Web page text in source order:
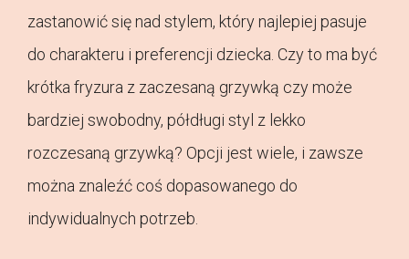
zastanowić się nad stylem, który najlepiej pasuje
do charakteru i preferencji dziecka. Czy to ma być
krótka fryzura z zaczesaną grzywką czy może
bardziej swobodny, półdługi styl z lekko
rozczesaną grzywką? Opcji jest wiele, i zawsze
można znaleźć coś dopasowanego do
indywidualnych potrzeb.